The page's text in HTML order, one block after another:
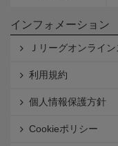
インフォメーション
Ｊリーグオンライ
利用規約
個人情報保護方針
Cookieポリシー